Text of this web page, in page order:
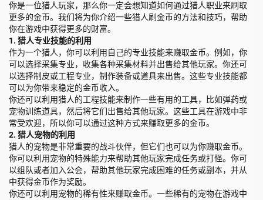
你是一位猎人玩家，那么你一定会想知道如何通过猎人职业来刷取
更多的金币。我们将为你介绍一些猎人刷金币的方法和技巧，帮助
你在游戏中获得更多的财富。
1. 猎人专业技能的利用
作为一个猎人，你可以利用自己的专业技能来赚取金币。例如，你
可以选择采集专业，收集各种采集材料并出售给其他玩家。你还可
以选择制皮或工程专业，制作装备或道具来出售。这些专业技能都
可以为你带来稳定的金币收入。
你还可以利用猎人的工程技能来制作一些有用的工具，比如弹药或
宠物训练道具，然后将它们出售给其他玩家。这些工具在游戏中非
常受欢迎，所以你可以通过这种方式来赚取更多的金币。
2. 猎人宠物的利用
猎人的宠物是非常重要的战斗伙伴，但它们也可以为你赚取金币。
你可以利用宠物的特殊能力来帮助其他玩家完成任务或打怪。你可
以组队或者加入公会，帮助其他玩家完成困难的任务或副本，并从
中获得金币作为奖励。
你还可以利用宠物的稀有性来赚取金币。一些稀有的宠物在游戏中